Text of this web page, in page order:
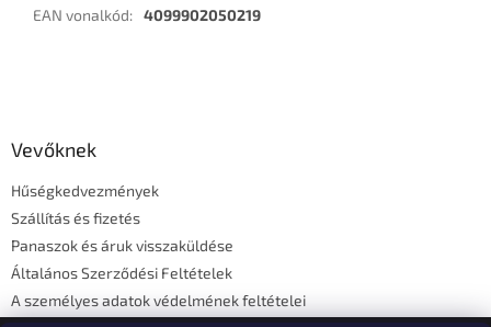
EAN vonalkód: 4099902050219
Vevőknek
Hűségkedvezmények
Szállítás és fizetés
Panaszok és áruk visszaküldése
Általános Szerződési Feltételek
A személyes adatok védelmének feltételei